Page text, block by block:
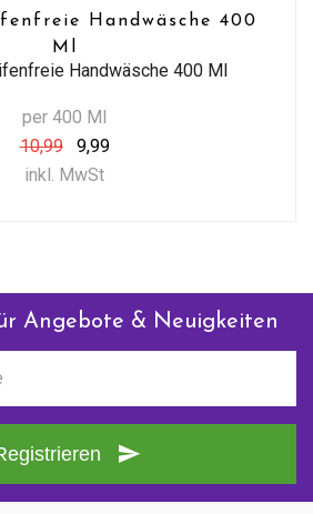
Handwäsche 400
Ml
Handwäsche 400 Ml
per 400 Ml
10,99
9,99
inkl. MwSt
Angebote & Neuigkeiten